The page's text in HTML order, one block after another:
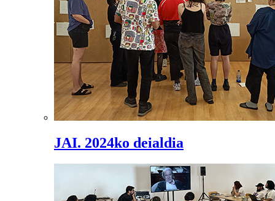
JAI. 2024ko deialdia